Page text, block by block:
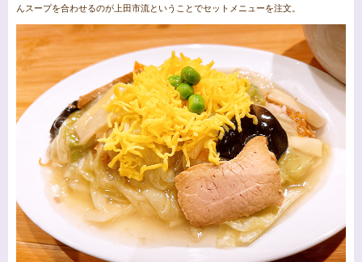
んスープを合わせるのが上田市流ということでセットメニューを注文。